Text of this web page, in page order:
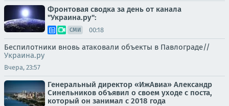
Фронтовая сводка за день от канала
"Украина.ру":
СМИ 00:18
Беспилотники вновь атаковали объекты в Павлограде//
Украина.ру
Вчера, 23:57
Генеральный директор «ИжАвиа» Александр
Синельников объявил о своем уходе с поста,
который он занимал с 2018 года